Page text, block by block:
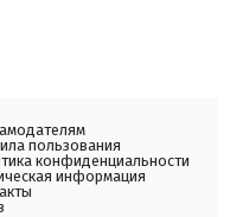
пользования
конфиденциальности
информация